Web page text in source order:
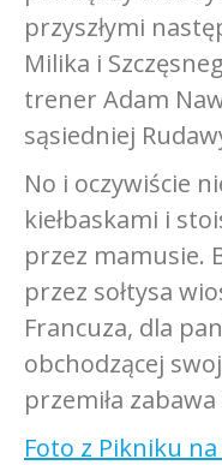
przyszłymi
Milika i
trener Adam
sąsiedniej
No i oczywiście
kiełbaskami i
przez mamusie.
przez sołtysa
Francuza, dla
obchodzącej
przemiła
Foto z Pikniku na